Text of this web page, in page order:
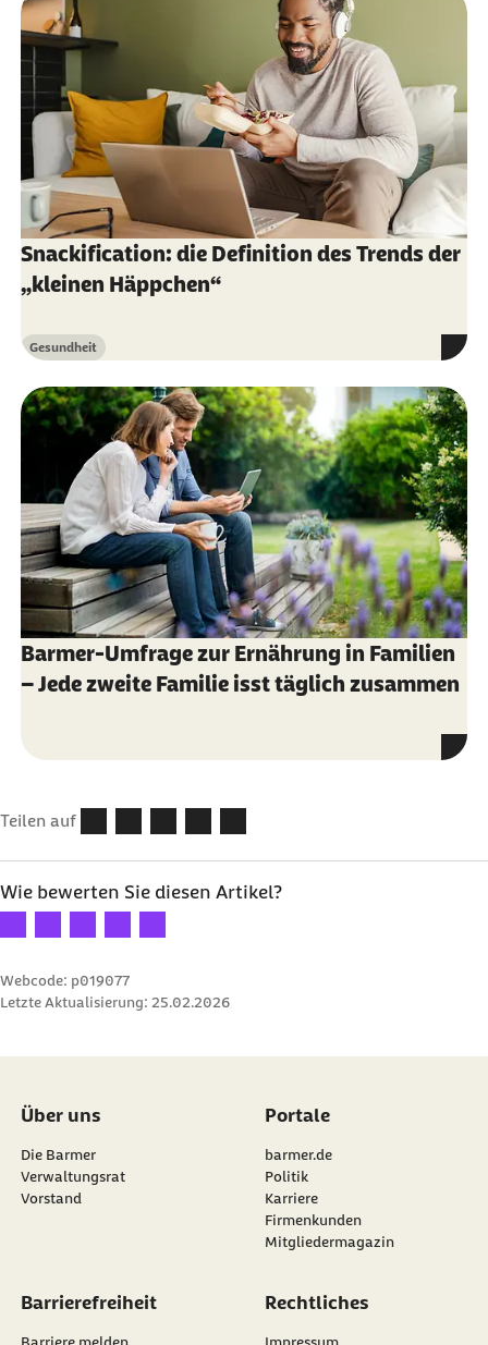
Snackification: die Definition des Trends der
„kleinen Häppchen“
Kategorie
Gesundheit
Barmer-Umfrage zur Ernährung in Familien
– Jede zweite Familie isst täglich zusammen
Teilen auf
Wie bewerten Sie diesen Artikel?
Ihre Bewertung: 1 Stern
Ihre Bewertung: 2 Sterne
Ihre Bewertung: 3 Sterne
Ihre Bewertung: 4 Sterne
Ihre Bewertung: 5 Sterne
Webcode: p019077
Letzte Aktualisierung: 25.02.2026
Über uns
Die Barmer
Verwaltungsrat
Vorstand
Portale
barmer.de
Politik
Karriere
Firmenkunden
Mitgliedermagazin
Barrierefreiheit Rechtliches